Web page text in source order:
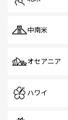
中南米
オセアニア
ハワイ